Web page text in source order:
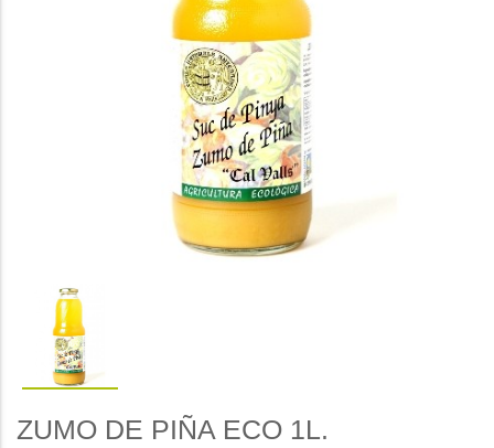
ZUMO DE PIÑA ECO 1L.